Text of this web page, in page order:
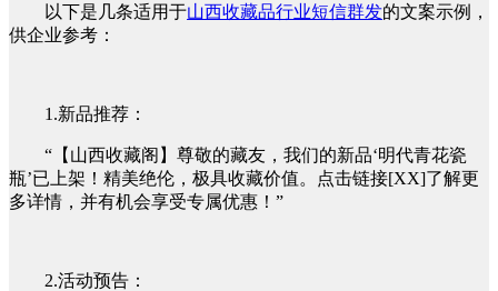
以下是几条适用于山西收藏品行业短信群发的文案示例，
供企业参考：
1.新品推荐：
“【山西收藏阁】尊敬的藏友，我们的新品‘明代青花瓷
瓶’已上架！精美绝伦，极具收藏价值。点击链接[XX]了解更
多详情，并有机会享受专属优惠！”
2.活动预告：